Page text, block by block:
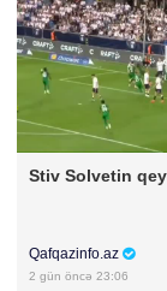
Stiv Solvetin
Qafqazinfo.az
2 gün öncə 23:06